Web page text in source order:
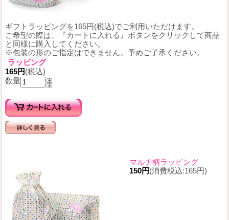
ギフトラッピングを165円(税込)でご利用いただけます。
ご希望の際は、『カートに入れる』ボタンをクリックして商品
と同様に購入してください。
※包装の形のご指定はできません。予めご了承ください。
ラッピング
165円(税込)
数量
マルチ柄ラッピング
150円(消費税込:165円)